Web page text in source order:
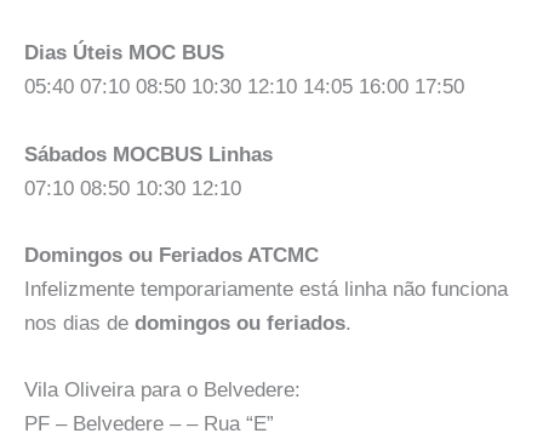
Dias Úteis MOC BUS
05:40 07:10 08:50 10:30 12:10 14:05 16:00 17:50
Sábados MOCBUS Linhas
07:10 08:50 10:30 12:10
Domingos ou Feriados ATCMC
Infelizmente temporariamente está linha não funciona
nos dias de domingos ou feriados.
Vila Oliveira para o Belvedere:
PF – Belvedere – – Rua “E”